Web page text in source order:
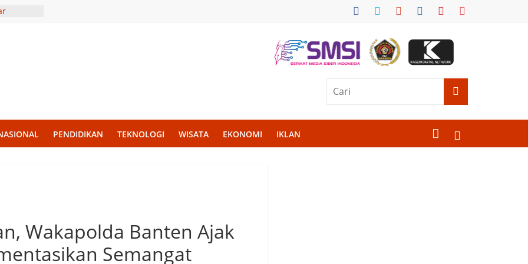
UII
PENDIDIKAN TEKNOLOGI WISATA EKONOMI IKLAN
Wakapolda Banten Ajak
Semangat